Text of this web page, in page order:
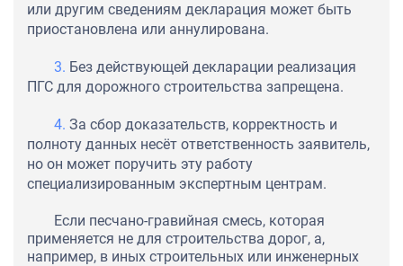
или другим сведениям декларация может быть
приостановлена или аннулирована.
Без действующей декларации реализация
ПГС для дорожного строительства запрещена.
За сбор доказательств, корректность и
полноту данных несёт ответственность заявитель,
но он может поручить эту работу
специализированным экспертным центрам.
Если песчано-гравийная смесь, которая
применяется не для строительства дорог, а,
например, в иных строительных или инженерных